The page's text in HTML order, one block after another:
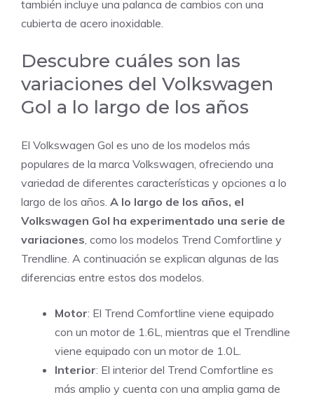
también incluye una palanca de cambios con una
cubierta de acero inoxidable.
Descubre cuáles son las
variaciones del Volkswagen
Gol a lo largo de los años
El Volkswagen Gol es uno de los modelos más
populares de la marca Volkswagen, ofreciendo una
variedad de diferentes características y opciones a lo
largo de los años. A lo largo de los años, el
Volkswagen Gol ha experimentado una serie de
variaciones , como los modelos Trend Comfortline y
Trendline. A continuación se explican algunas de las
diferencias entre estos dos modelos.
Motor: El Trend Comfortline viene equipado
con un motor de 1.6L, mientras que el Trendline
viene equipado con un motor de 1.0L.
Interior: El interior del Trend Comfortline es
más amplio y cuenta con una amplia gama de